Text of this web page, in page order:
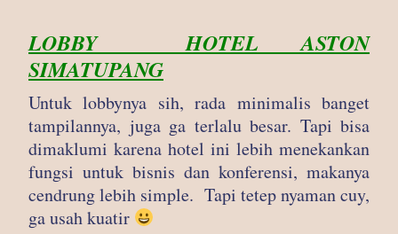
LOBBY HOTEL ASTON
SIMATUPANG
Untuk lobbynya sih, rada minimalis banget
tampilannya, juga ga terlalu besar. Tapi bisa
dimaklumi karena hotel ini lebih menekankan
fungsi untuk bisnis dan konferensi, makanya
cendrung lebih simple. Tapi tetep nyaman cuy,
ga usah kuatir